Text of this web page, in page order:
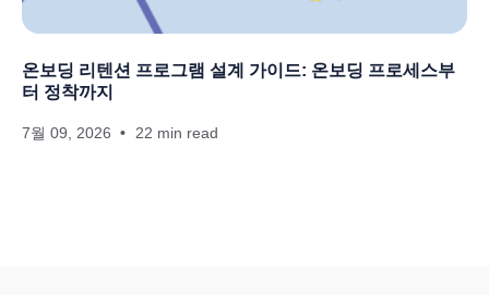
온보딩 리텐션 프로그램 설계 가이드: 온보딩 프로세스부
터 정착까지
7월 09, 2026 22 min read